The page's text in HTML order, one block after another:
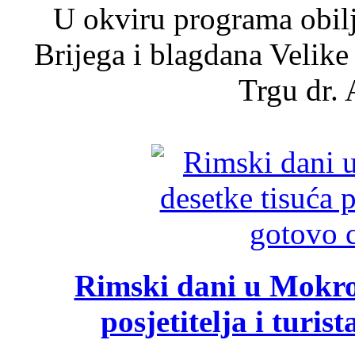
U okviru programa
Brijega i blagdana
Trgu dr.
Rimski dani u
posjetitelja i